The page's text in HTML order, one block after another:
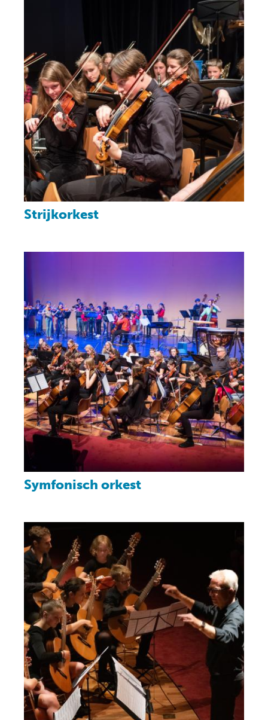
Strijkorkest
Symfonisch orkest